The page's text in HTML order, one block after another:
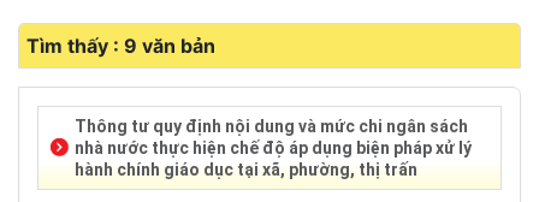
Tìm thấy : 9 văn bản
Thông tư quy định nội dung và mức chi ngân sách
nhà nước thực hiện chế độ áp dụng biện pháp xử lý
hành chính giáo dục tại xã, phường, thị trấn